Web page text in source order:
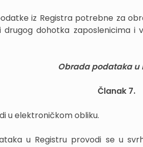
iz Registra potrebne za
dohotka zaposlenicima i
Obrada podataka u
Članak 7.
u elektroničkom obliku.
u Registru provodi se u